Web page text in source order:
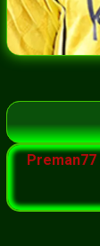
Preman77